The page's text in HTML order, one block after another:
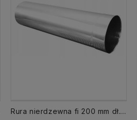
Rura nierdzewna fi 200 mm dł. 1000 mm 1 mb